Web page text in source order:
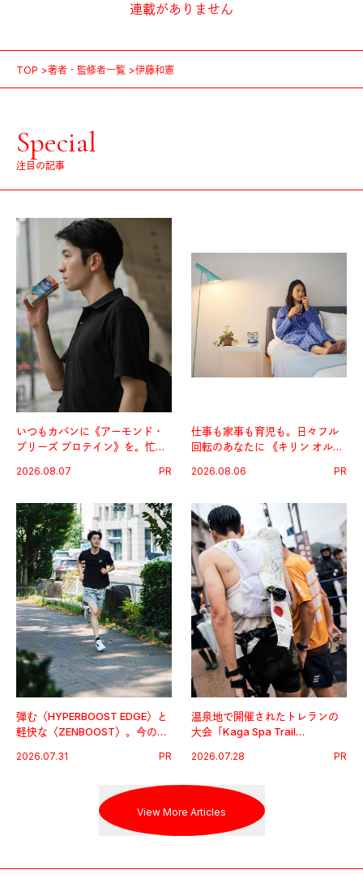
連載がありません
TOP 著者・監修者一覧 伊藤和憲
Special
注目の記事
いつもカバンに《アーモンド・
ブリーズ プロテイン》を。忙し
グ習慣。
2026.08.07 PR
仕事も家事も育児も。日々フル
回転のあなたに 《キリン オルニ
2026.08.06 PR
弾む〈HYPERBOOST EDGE〉と
軽快な〈ZENBOOST〉。今の時
出した新機軸。
2026.07.31 PR
温泉地で開催されたトレランの
大会「Kaga Spa Trail
戦を夢見るランナーたちの奮闘
2026.07.28 PR
View More Articles